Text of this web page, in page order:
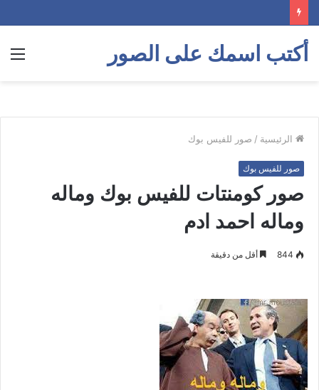
أكتب اسمك على الصور
الرئيسية / صور للفيس بوك
صور للفيس بوك
صور كومنتات للفيس بوك وماله
وماله احمد ادم
844 أقل من دقيقة